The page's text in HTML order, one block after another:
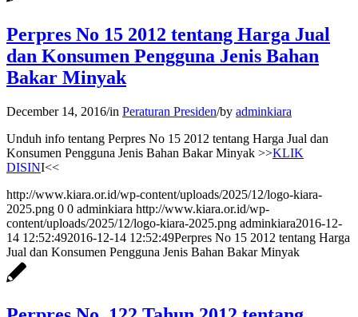
Perpres No 15 2012 tentang Harga Jual
dan Konsumen Pengguna Jenis Bahan
Bakar Minyak
December 14, 2016/in Peraturan Presiden/by adminkiara
Unduh info tentang Perpres No 15 2012 tentang Harga Jual dan
Konsumen Pengguna Jenis Bahan Bakar Minyak >>KLIK
DISINI<<
http://www.kiara.or.id/wp-content/uploads/2025/12/logo-kiara-
2025.png 0 0 adminkiara http://www.kiara.or.id/wp-
content/uploads/2025/12/logo-kiara-2025.png adminkiara2016-12-
14 12:52:492016-12-14 12:52:49Perpres No 15 2012 tentang Harga
Jual dan Konsumen Pengguna Jenis Bahan Bakar Minyak